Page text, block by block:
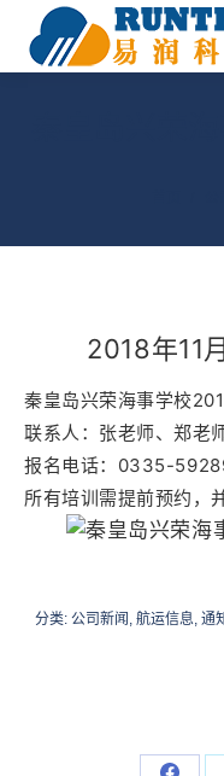
2018年11月
秦皇岛兴荣海事学校
联系人：张老师、郑老
报名电话：0335-
所有培训需提前预约，
分类: 公司新闻 , 航运信息, 通